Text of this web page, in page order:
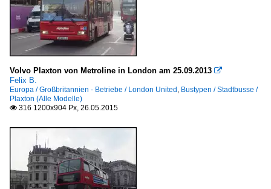
Volvo Plaxton von Metroline in London am 25.09.2013 
Felix B.
Europa / Großbritannien - Betriebe / London United , Bustypen / Stadtbusse /
Plaxton (Alle Modelle)
 316 1200x904 Px, 26.05.2015